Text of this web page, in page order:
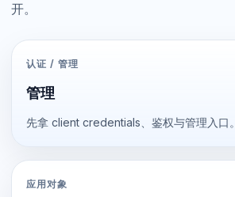
开。
认证 / 管理
管理
先拿 client credentials、鉴权与管理入口。
应用对象